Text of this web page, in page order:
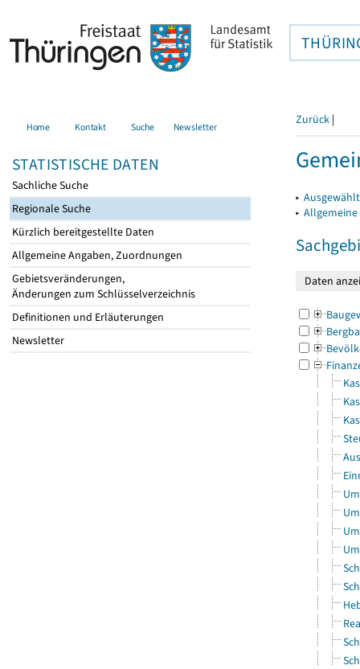
Home Kontakt Suche Newsletter
STATISTISCHE DATEN
Sachliche Suche
Regionale Suche
Kürzlich bereitgestellte Daten
Allgemeine Angaben, Zuordnungen
Gebietsveränderungen,
Änderungen zum Schlüsselverzeichnis
Definitionen und Erläuterungen
Newsletter
Zurück |
▸
▸